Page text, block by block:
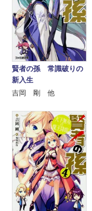
賢者の孫 常識破りの
新入生
吉岡 剛 他